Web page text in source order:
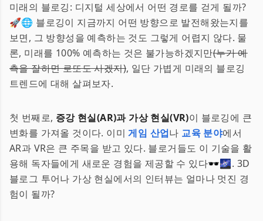
미래의 블로깅: 디지털 세상에서 어떤 경로를 걷게 될까?
🚀🌐 블로깅이 지금까지 어떤 방향으로 발전해왔는지를
보면, 그 방향성을 예측하는 것도 그렇게 어렵지 않다. 물
론, 미래를 100% 예측하는 것은 불가능하겠지만(누가 예
측을 잘하면 로또도 사겠지), 일단 가볍게 미래의 블로깅
트렌드에 대해 살펴보자.
첫 번째로, 증강 현실(AR)과 가상 현실(VR)이 블로깅에 큰
변화를 가져올 것이다. 이미게임 산업나 교육 분야에서
AR과 VR은 큰 주목을 받고 있다. 블로거들도 이 기술을 활
용해 독자들에게 새로운 경험을 제공할 수 있다🕶️🌌. 3D
블로그 투어나 가상 현실에서의 인터뷰는 얼마나 멋진 경
험이 될까?